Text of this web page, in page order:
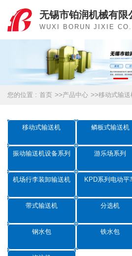
无锡市铂润机械有限
WUXI BORUN JIXIE
您的位置 : 首页 >>产品中心 >>移动式输送
移动式输送机 鳞板式输送机
振动输送机设备系列 游乐场系列
机场行李装卸输送机 KPD系列电动平
带式输送机 分选机
钢水包 铁水包